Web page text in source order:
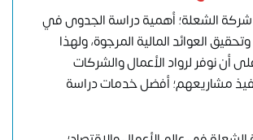
الشعلة؛ أهمية دراسة الجدوى في
العوائد المالية المرجوة، ولهذا
أن نوفر لرواد الأعمال والشركات
مشاريعهم؛ أفضل خدمات دراسة